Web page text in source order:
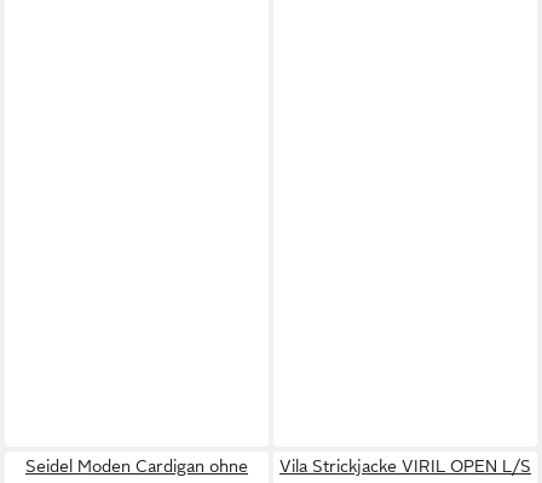
Seidel Moden Cardigan ohne
Vila Strickjacke VIRIL OPEN L/S